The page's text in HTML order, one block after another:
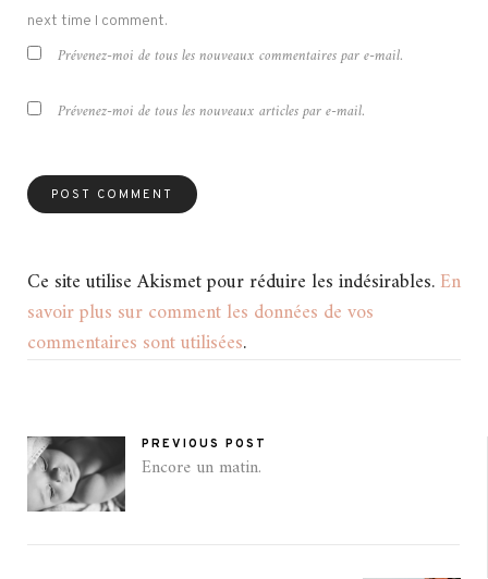
next time I comment.
Prévenez-moi de tous les nouveaux commentaires par e-mail.
Prévenez-moi de tous les nouveaux articles par e-mail.
Ce site utilise Akismet pour réduire les indésirables.En
savoir plus sur comment les données de vos
commentaires sont utilisées.
PREVIOUS POST
Encore un matin.